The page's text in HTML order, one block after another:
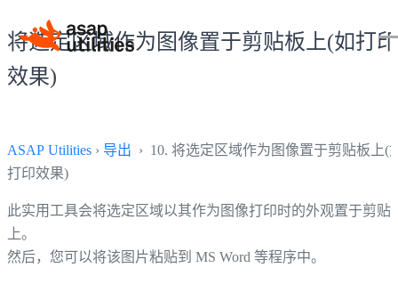
将选定区域作为图像置于剪贴板上(如打印
效果)
ASAP Utilities › 导出 › 10. 将选定区域作为图像置于剪贴板上(
打印效果)
此实用工具会将选定区域以其作为图像打印时的外观置于剪贴
上。
然后，您可以将该图片粘贴到 MS Word 等程序中。